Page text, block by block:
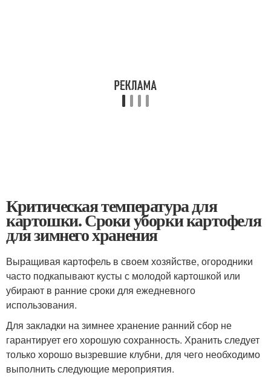
Критическая температура для
картошки. Сроки уборки картофеля
для зимнего хранения
Выращивая картофель в своем хозяйстве, огородники
часто подкапывают кусты с молодой картошкой или
убирают в ранние сроки для ежедневного
использования.
Для закладки на зимнее хранение ранний сбор не
гарантирует его хорошую сохранность. Хранить следует
только хорошо вызревшие клубни, для чего необходимо
выполнить следующие мероприятия.